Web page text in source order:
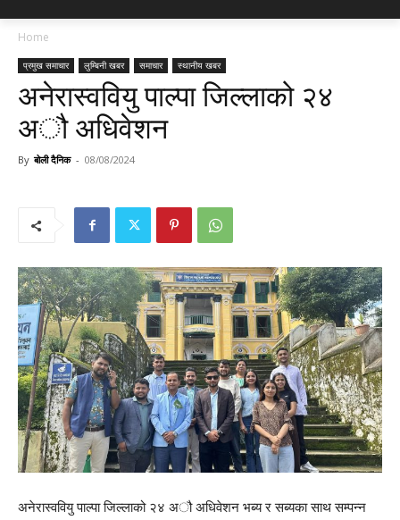
Home
प्रमुख समाचार लुम्बिनी खबर समाचार स्थानीय खबर
अनेरास्ववियु पाल्पा जिल्लाको २४
अौ अधिवेशन
By बोली दैनिक - 08/08/2024
अनेरास्ववियु पाल्पा जिल्लाको २४ अौ अधिवेशन भब्य र सब्यका साथ सम्पन्न